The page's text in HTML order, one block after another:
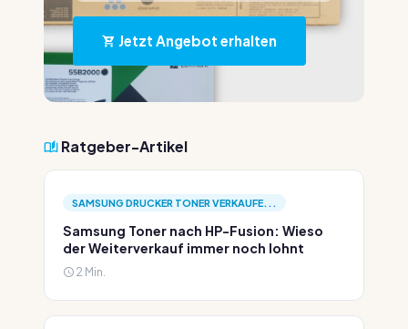
Jetzt Angebot erhalten
Ratgeber-Artikel
SAMSUNG DRUCKER TONER VERKAUFE...
Samsung Toner nach HP-Fusion: Wieso
der Weiterverkauf immer noch lohnt
2 Min.